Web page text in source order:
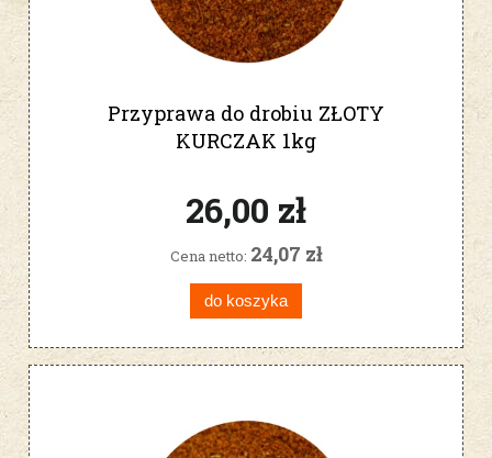
Przyprawa do drobiu ZŁOTY
KURCZAK 1kg
26,00 zł
Cena netto: 24,07 zł
do koszyka